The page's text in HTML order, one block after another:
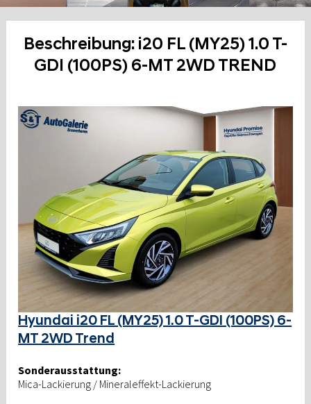
Beschreibung: i20 FL (MY25) 1.0 T-
GDI (100PS) 6-MT 2WD TREND
Hyundai i20 FL (MY25) 1.0 T-GDI (100PS) 6-
MT 2WD Trend
Sonderausstattung:
Mica-Lackierung / Mineraleffekt-Lackierung